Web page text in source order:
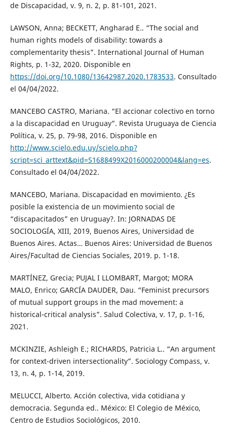
de Discapacidad, v. 9, n. 2, p. 81-101, 2021.
LAWSON, Anna; BECKETT, Angharad E.. “The social and
human rights models of disability: towards a
complementarity thesis”. International Journal of Human
Rights, p. 1-32, 2020. Disponible en
https://doi.org/10.1080/13642987.2020.1783533. Consultado
el 04/04/2022.
MANCEBO CASTRO, Mariana. “El accionar colectivo en torno
a la discapacidad en Uruguay”. Revista Uruguaya de Ciencia
Política, v. 25, p. 79-98, 2016. Disponible en
http://www.scielo.edu.uy/scielo.php?
script=sci_arttext&pid=S1688499X2016000200004&lang=es.
Consultado el 04/04/2022.
MANCEBO, Mariana. Discapacidad en movimiento. ¿Es
posible la existencia de un movimiento social de
“discapacitados” en Uruguay?. In: JORNADAS DE
SOCIOLOGÍA, XIII, 2019, Buenos Aires, Universidad de
Buenos Aires. Actas… Buenos Aires: Universidad de Buenos
Aires/Facultad de Ciencias Sociales, 2019. p. 1-18.
MARTÍNEZ, Grecia; PUJAL I LLOMBART, Margot; MORA
MALO, Enrico; GARCÍA DAUDER, Dau. “Feminist precursors
of mutual support groups in the mad movement: a
historical-critical analysis”. Salud Colectiva, v. 17, p. 1-16,
2021.
MCKINZIE, Ashleigh E.; RICHARDS, Patricia L.. “An argument
for context-driven intersectionality”. Sociology Compass, v.
13, n. 4, p. 1-14, 2019.
MELUCCI, Alberto. Acción colectiva, vida cotidiana y
democracia. Segunda ed.. México: El Colegio de México,
Centro de Estudios Sociológicos, 2010.